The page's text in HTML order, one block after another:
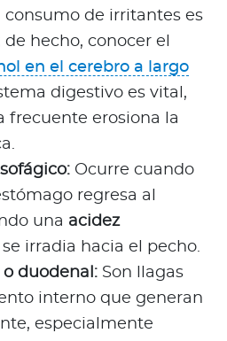
consumo de irritantes es
hecho, conocer el
en el cerebro a largo
digestivo es vital,
frecuente erosiona la
Ocurre cuando
regresa al
una acidez
irradia hacia el pecho.
o duodenal: Son llagas
interno que generan
especialmente